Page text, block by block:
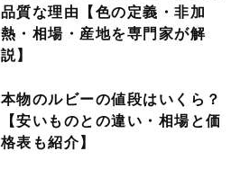
品質な理由【色の定義・非加
熱・相場・産地を専門家が解
説】
本物のルビーの値段はいくら？
【安いものとの違い・相場と価
格表も紹介】